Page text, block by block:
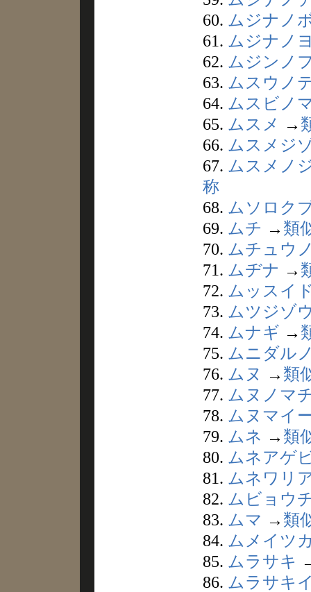
60. ムジナノ
61. ムジナノ
62. ムジンノ
63. ムスウノ
64. ムスビノ
65. ムスメ →
66. ムスメジ
67. ムスメノ
称
68. ムソロク
69. ムチ → 類
70. ムチュウ
71. ムヂナ →
72. ムッスイ
73. ムツジゾ
74. ムナギ →
75. ムニダル
76. ムヌ → 類
77. ムヌノマ
78. ムヌマイ
79. ムネ → 類
80. ムネアゲ
81. ムネワリ
82. ムビョウ
83. ムマ → 類
84. ムメイツ
85. ムラサキ
86. ムラサキ